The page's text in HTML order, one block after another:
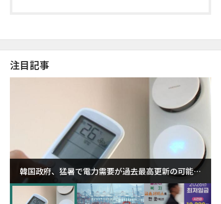
注目記事
韓国政府、猛暑で電力需要が過去最高更新の可能性
に需給対応体制を点検